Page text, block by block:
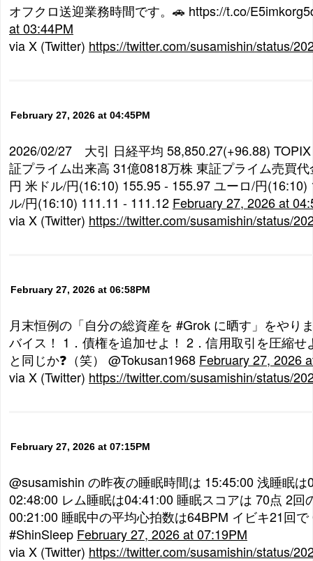
オフクロ送迎業務時間です。🚗 https://t.co/
at 03:44PM
via X (Twitter) https://twitter.com/susamishin/status/
February 27, 2026 at 04:45PM
2026/02/27 大引 日経平均 58,850.27(+96.88)
証プライム出来高 31億0818万株 東証プライム売買
円 米ドル/円(16:10) 155.95 - 155.97 ユーロ/円
ル/円(16:10) 111.11 - 111.12 February 27, 2026 at
via X (Twitter) https://twitter.com/susamishin/status/
February 27, 2026 at 06:58PM
月末恒例の「自分の総資産を #Grok に晒す」をやり
バイス！ 1．債権を追加せよ！ 2．信用取引を圧縮せ
と同じか❓（笑） @Tokusan1968 February 27, 2026
via X (Twitter) https://twitter.com/susamishin/status/
February 27, 2026 at 07:15PM
@susamishin の昨夜の睡眠時間は 15:45:00 浅睡眠は
02:48:00 レム睡眠は04:41:00 睡眠スコアは 70点 2回
00:21:00 睡眠中の平均心拍数は64BPM イビキ21回
#ShinSleep February 27, 2026 at 07:19PM
via X (Twitter) https://twitter.com/susamishin/status/